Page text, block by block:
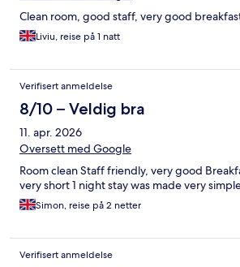
Clean room, good staff, very good
Liviu, reise på 1 natt
Verifisert anmeldelse
8/10 – Veldig bra
11. apr. 2026
Oversett med Google
Room clean Staff friendly, very good
very short 1 night stay was made very
Simon, reise på 2 netter
Verifisert anmeldelse